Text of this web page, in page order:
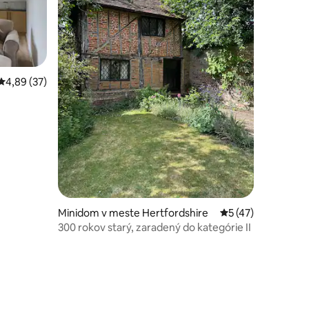
95
ohodnotenie 4,89 z 5, počet hodnotení: 37
4,89 (37)
Minidom v meste Hertfordshire Priemerné
5 (47)
300 rokov starý, zaradený do kategórie II